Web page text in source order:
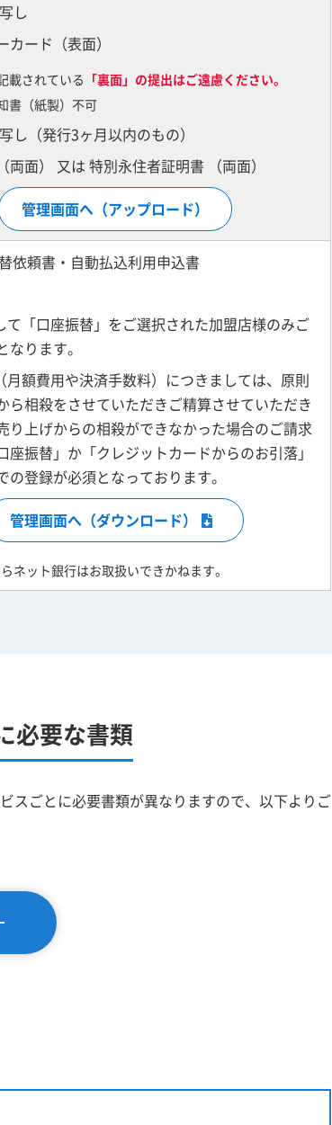
し
カード（表面）
載されている 「裏面」の提出はご遠慮ください。
書（紙製）不可
し（発行3ヶ月以内のもの）
両面） 又は 特別永住者証明書 （両面）
管理画面へ（アップロード）
依頼書・自動払込利用申込書
て「口座振替」をご選択された加盟店様のみご
ります。
月額費用や決済手数料）につきましては、原則
ら相殺をさせていただきご精算させていただき
り上げからの相殺ができなかった場合のご請求
座振替」か「クレジットカードからのお引落」
の登録が必須となっております。
管理画面へ（ダウンロード）
ネット銀行はお取扱いできかねます。
必要な書類
スごとに必要書類が異なりますので、以下よりご